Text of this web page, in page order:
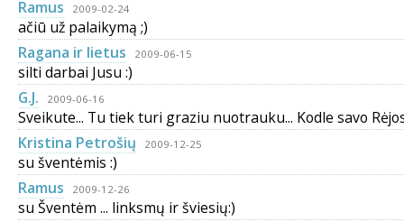
Ramus
2009-02-24
ačiū už palaikymą ;)
Ragana ir lietus
2009-06-15
silti darbai Jusu :)
G.J.
2009-06-16
Sveikute... Tu tiek turi graziu nuotrauku... Kodle savo
Kristina Petrošių
2009-12-25
su šventėmis :)
Ramus
2009-12-26
su Šventėm ... linksmų ir šviesių:)